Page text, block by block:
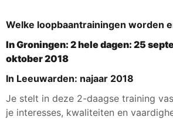
Welke loopbaantrainingen worden
In Groningen: 2 hele dagen: 25
oktober 2018
In Leeuwarden: najaar 2018
Je stelt in deze 2-daagse training
je interesses, kwaliteiten en